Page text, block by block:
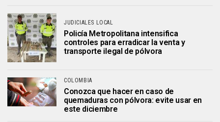
JUDICIALES LOCAL
Policía Metropolitana intensifica
controles para erradicar la venta y
transporte ilegal de pólvora
COLOMBIA
Conozca que hacer en caso de
quemaduras con pólvora: evite usar en
este diciembre